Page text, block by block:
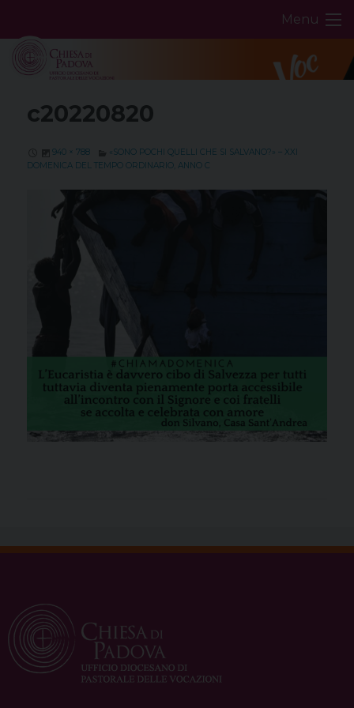
content
Menu
c20220820
940 × 788
«SONO POCHI QUELLI CHE SI SALVANO?» – XXI
DOMENICA DEL TEMPO ORDINARIO, ANNO C